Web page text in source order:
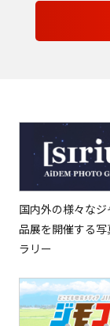
国内外の様々な
品展を開催する写
ラリー